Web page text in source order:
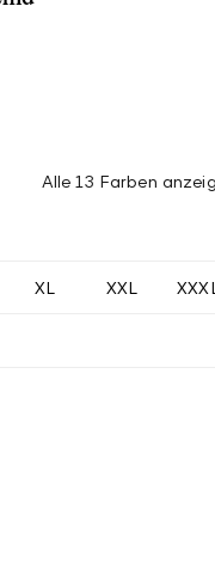
Alle 13 Farben
XL XXL